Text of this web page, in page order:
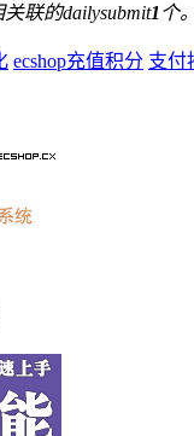
联的dailysubmit1个
ecshop充值积分 支付